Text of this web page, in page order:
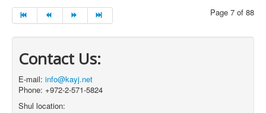
Page 7 of 88
Contact Us:
E-mail: info@kayj.net
Phone: +972-2-571-5824
Shul location: